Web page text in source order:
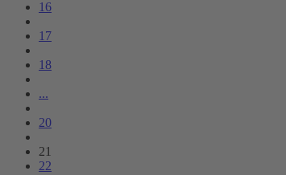
16
17
18
...
20
21
22